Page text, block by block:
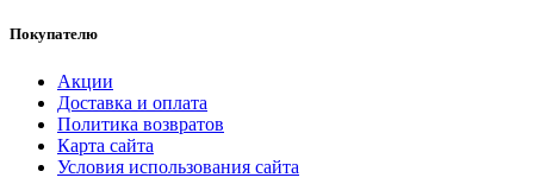
Покупателю
Акции
Доставка и оплата
Политика возвратов
Карта сайта
Условия использования сайта